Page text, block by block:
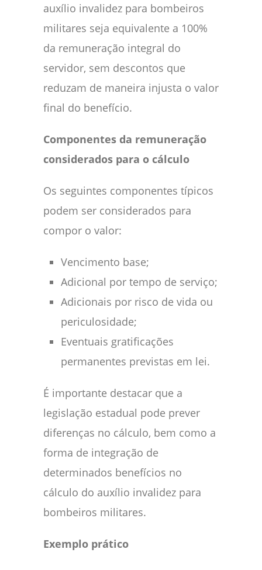
auxílio invalidez para bombeiros
militares seja equivalente a 100%
da remuneração integral do
servidor, sem descontos que
reduzam de maneira injusta o valor
final do benefício.
Componentes da remuneração
considerados para o cálculo
Os seguintes componentes típicos
podem ser considerados para
compor o valor:
Vencimento base;
Adicional por tempo de serviço;
Adicionais por risco de vida ou
periculosidade;
Eventuais gratificações
permanentes previstas em lei.
É importante destacar que a
legislação estadual pode prever
diferenças no cálculo, bem como a
forma de integração de
determinados benefícios no
cálculo do auxílio invalidez para
bombeiros militares.
Exemplo prático